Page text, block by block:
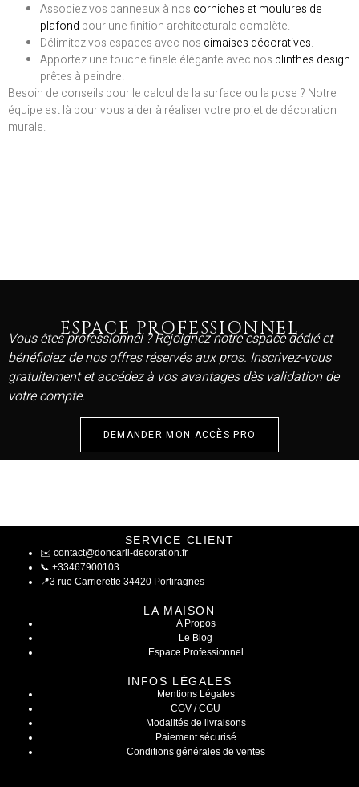
Associez vos panneaux à nos corniches et moulures de
plafond pour une finition architecturale complète.
Délimitez vos espaces avec nos cimaises décoratives.
Apportez une touche finale élégante avec nos plinthes design
prêtes à peindre.
Besoin de conseils pour le calcul de la surface ou la pose ? Notre
équipe est là pour vous aider à réaliser votre projet de décoration
murale.
ESPACE PROFESSIONNEL
Vous êtes professionnel ? Rejoignez notre espace dédié et
bénéficiez de nos offres réservés aux pros. Inscrivez-vous
gratuitement et accédez à vos avantages dès validation de
votre compte.
DEMANDER MON ACCÈS PRO
SERVICE CLIENT
✉️ contact@doncarli-decoration.fr
📞 +33467900103
📍3 rue Carrierette 34420 Portiragnes
LA MAISON
A Propos
Le Blog
Espace Professionnel
INFOS LÉGALES
Mentions Légales
CGV / CGU
Modalités de livraisons
Paiement sécurisé
Conditions générales de ventes